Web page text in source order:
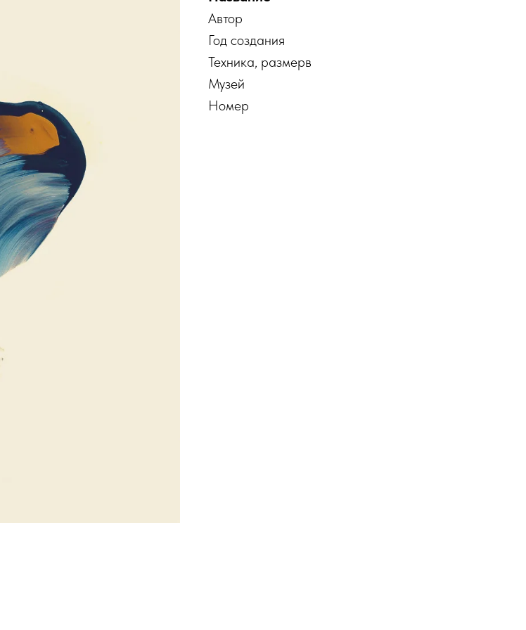
Автор
Год создания
Техника, размерв
Музей
Номер